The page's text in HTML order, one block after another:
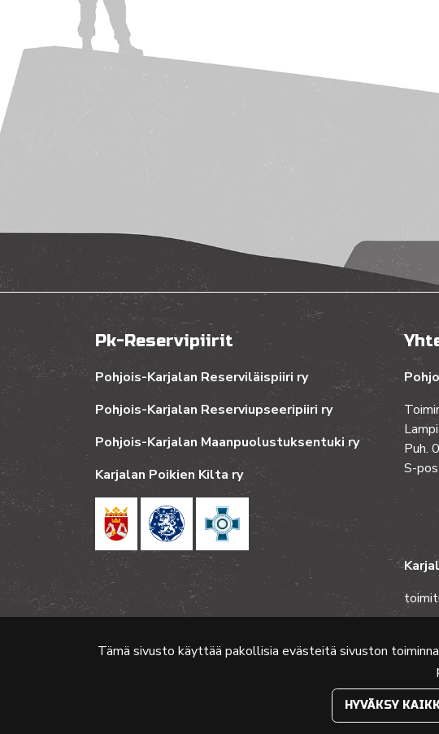
Tämä sivusto käyttää pakollisia evästeitä sivuston
HYVÄKSY
Pk-Reservipiirit
Pohjois-Karjalan Reserviläispiiri ry
Pohjois-Karjalan Reserviupseeripiiri ry
Pohjois-Karjalan Maanpuolustuksentuki ry
Karjalan Poikien Kilta ry
Puh.
S-